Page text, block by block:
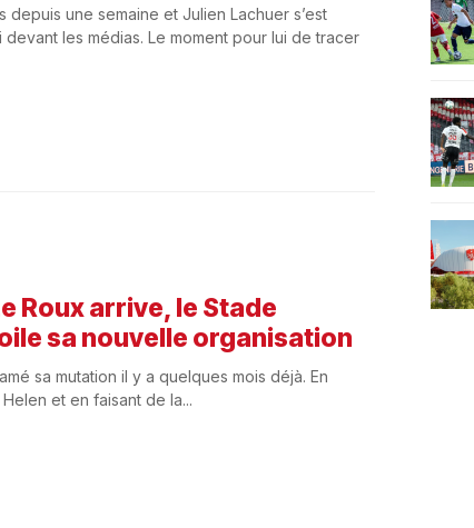
depuis une semaine et Julien Lachuer s’est
les médias. Le moment pour lui de tracer
Roux arrive, le Stade
sa nouvelle organisation
sa mutation il y a quelques mois déjà. En
et en faisant de la...